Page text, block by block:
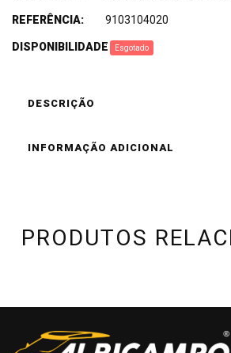
REFERÊNCIA: 9103104020
DISPONIBILIDADE: Esgotado
DESCRIÇÃO
INFORMAÇÃO ADICIONAL
PRODUTOS